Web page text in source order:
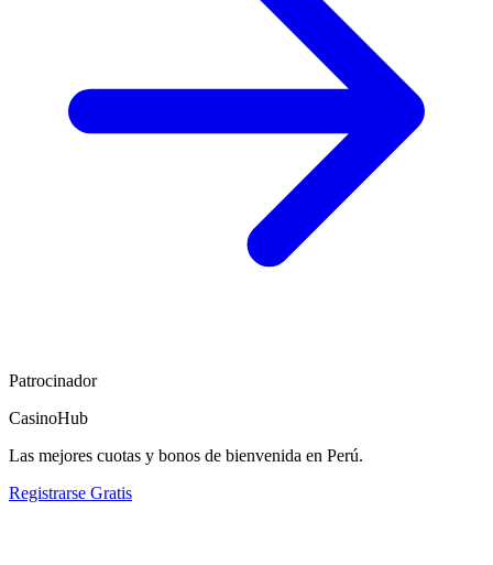
Patrocinador
CasinoHub
Las mejores cuotas y bonos de bienvenida en Perú.
Registrarse Gratis